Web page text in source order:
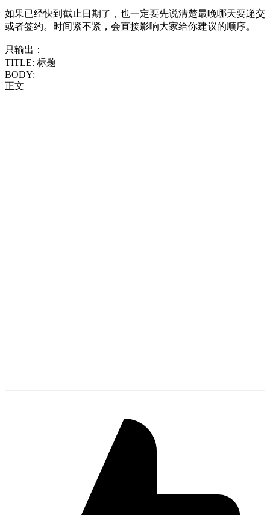
如果已经快到截止日期了，也一定要先说清楚最晚哪天要递交
或者签约。时间紧不紧，会直接影响大家给你建议的顺序。
只输出：
TITLE: 标题
BODY:
正文